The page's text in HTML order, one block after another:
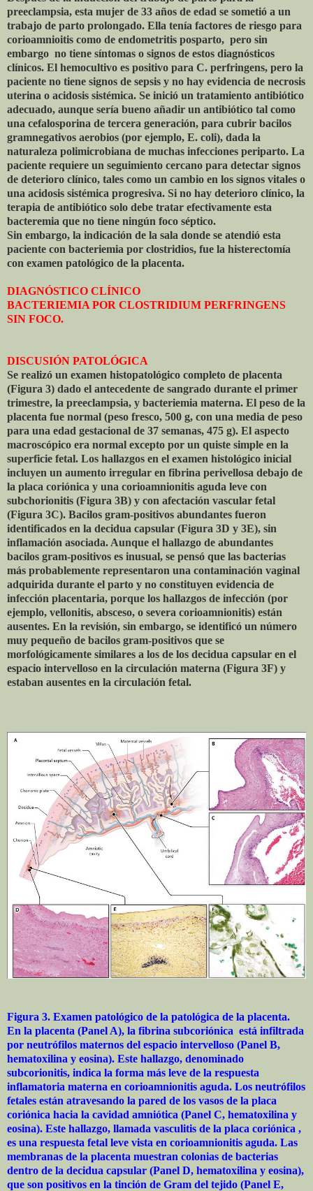
preeclampsia, esta mujer de 33 años de edad se sometió a un
trabajo de parto prolongado. Ella tenía factores de riesgo para
corioamnioitis como de endometritis posparto, pero sin
embargo no tiene síntomas o signos de estos diagnósticos
clínicos. El hemocultivo es positivo para C. perfringens, pero la
paciente no tiene signos de sepsis y no hay evidencia de necrosis
uterina o acidosis sistémica. Se inició un tratamiento antibiótico
adecuado, aunque sería bueno añadir un antibiótico tal como
una cefalosporina de tercera generación, para cubrir bacilos
gramnegativos aerobios (por ejemplo, E. coli), dada la
naturaleza polimicrobiana de muchas infecciones periparto. La
paciente requiere un seguimiento cercano para detectar signos
de deterioro clínico, tales como un cambio en los signos vitales o
una acidosis sistémica progresiva. Si no hay deterioro clínico, la
terapia de antibiótico solo debe tratar efectivamente esta
bacteremia que no tiene ningún foco séptico.
Sin embargo, la indicación de la sala donde se atendió esta
paciente con bacteriemia por clostridios, fue la histerectomía
con examen patológico de la placenta.
DIAGNÓSTICO CLÍNICO
BACTERIEMIA POR CLOSTRIDIUM PERFRINGENS
SIN FOCO.
DISCUSIÓN PATOLÓGICA
Se realizó un examen histopatológico completo de placenta
(Figura 3) dado el antecedente de sangrado durante el primer
trimestre, la preeclampsia, y bacteriemia materna. El peso de la
placenta fue normal (peso fresco, 500 g, con una media de peso
para una edad gestacional de 37 semanas, 475 g). El aspecto
macroscópico era normal excepto por un quiste simple en la
superficie fetal. Los hallazgos en el examen histológico inicial
incluyen un aumento irregular en fibrina perivellosa debajo de
la placa coriónica y una corioamnionitis aguda leve con
subchorionitis (Figura 3B) y con afectación vascular fetal
(Figura 3C). Bacilos gram-positivos abundantes fueron
identificados en la decidua capsular (Figura 3D y 3E), sin
inflamación asociada. Aunque el hallazgo de abundantes
bacilos gram-positivos es inusual, se pensó que las bacterias
más probablemente representaron una contaminación vaginal
adquirida durante el parto y no constituyen evidencia de
infección placentaria, porque los hallazgos de infección (por
ejemplo, vellonitis, absceso, o severa corioamnionitis) están
ausentes. En la revisión, sin embargo, se identificó un número
muy pequeño de bacilos gram-positivos que se
morfológicamente similares a los de los decidua capsular en el
espacio intervelloso en la circulación materna (Figura 3F) y
estaban ausentes en la circulación fetal.
Figura 3. Examen patológico de la patológica de la placenta.
En la placenta (Panel A), la fibrina subcoriónica está infiltrada
por neutrófilos maternos del espacio intervelloso (Panel B,
hematoxilina y eosina). Este hallazgo, denominado
subcorionitis, indica la forma más leve de la respuesta
inflamatoria materna en corioamnionitis aguda. Los neutrófilos
fetales están atravesando la pared de los vasos de la placa
coriónica hacia la cavidad amniótica (Panel C, hematoxilina y
eosina). Este hallazgo, llamada vasculitis de la placa coriónica ,
es una respuesta fetal leve vista en corioamnionitis aguda. Las
membranas de la placenta muestran colonias de bacterias
dentro de la decidua capsular (Panel D, hematoxilina y eosina),
que son positivos en la tinción de Gram del tejido (Panel E,